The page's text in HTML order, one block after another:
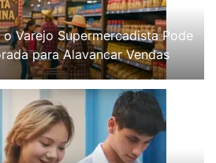
Varejo Supermercadista Pode
para Alavancar Vendas